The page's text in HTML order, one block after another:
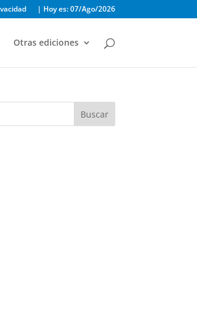
| Hoy es: 07/Ago/2026
Otras ediciones
Buscar